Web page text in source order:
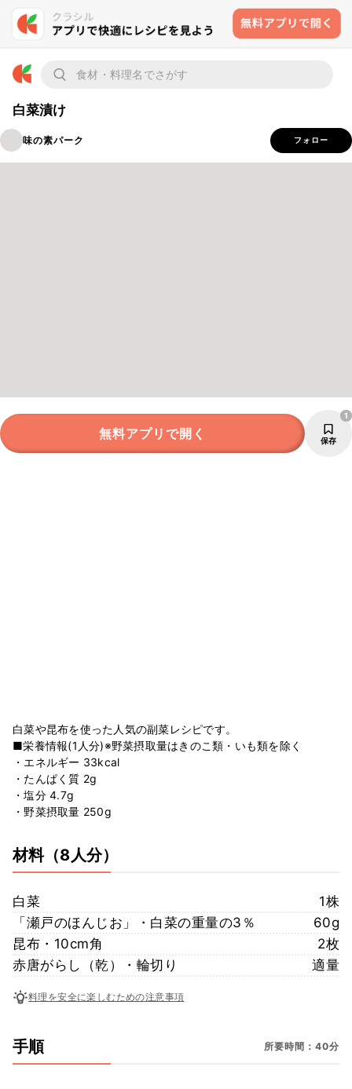
白菜漬け
味の素パーク フォロー
無料アプリで開く 保存
1
白菜や昆布を使った人気の副菜レシピです。
■栄養情報(1人分)※野菜摂取量はきのこ類・いも類を除く
・エネルギー 33kcal
・たんぱく質 2g
・塩分 4.7g
・野菜摂取量 250g
材料（8人分）
白菜
1株
「瀬戸のほんじお」・白菜の重量の3％
60g
昆布・10cm角
2枚
赤唐がらし（乾）・輪切り
適量
料理を安全に楽しむための注意事項
手順 所要時間：40分